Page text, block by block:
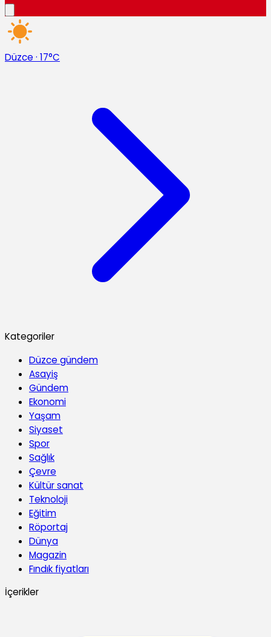
Düzce · 17°C
Kategoriler
Düzce gündem
Asayiş
Gündem
Ekonomi
Yaşam
Siyaset
Spor
Sağlık
Çevre
Kültür sanat
Teknoloji
Eğitim
Röportaj
Dünya
Magazin
Fındık fiyatları
İçerikler